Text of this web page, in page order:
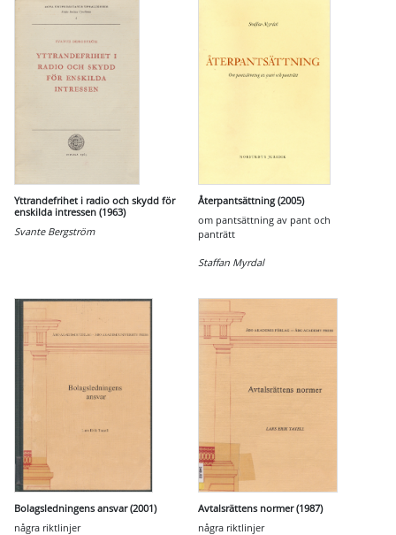
Yttrandefrihet i radio och skydd för
enskilda intressen (1963)
Svante Bergström
Återpantsättning (2005)
om pantsättning av pant och
panträtt
Staffan Myrdal
Bolagsledningens ansvar (2001)
några riktlinjer
Avtalsrättens normer (1987)
några riktlinjer